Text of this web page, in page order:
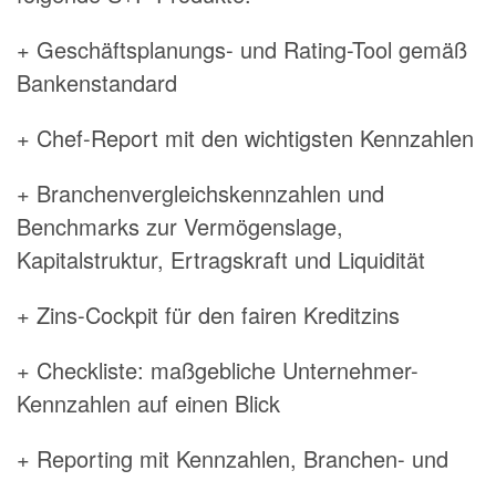
+ Geschäftsplanungs- und Rating-Tool gemäß
Bankenstandard
+ Chef-Report mit den wichtigsten Kennzahlen
+ Branchenvergleichskennzahlen und
Benchmarks zur Vermögenslage,
Kapitalstruktur, Ertragskraft und Liquidität
+ Zins-Cockpit für den fairen Kreditzins
+ Checkliste: maßgebliche Unternehmer-
Kennzahlen auf einen Blick
+ Reporting mit Kennzahlen, Branchen- und